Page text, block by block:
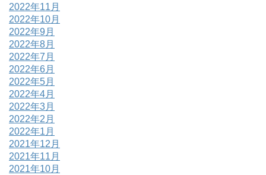
2022年11月
2022年10月
2022年9月
2022年8月
2022年7月
2022年6月
2022年5月
2022年4月
2022年3月
2022年2月
2022年1月
2021年12月
2021年11月
2021年10月